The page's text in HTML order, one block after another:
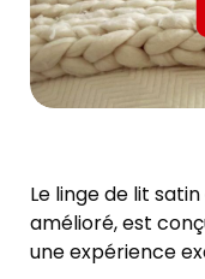
Le linge de lit
amélioré, est
une expérience